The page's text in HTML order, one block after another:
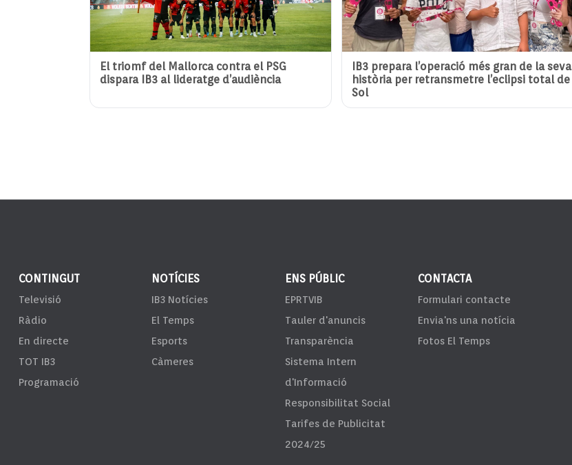
El triomf del Mallorca contra el PSG
dispara IB3 al lideratge d’audiència
IB3 prepara l’operació més gran de la seva
història per retransmetre l’eclipsi total de
Sol
CONTINGUT
Televisió
Ràdio
En directe
TOT IB3
Programació
NOTÍCIES
IB3 Notícies
El Temps
Esports
Càmeres
ENS PÚBLIC
EPRTVIB
Tauler d'anuncis
Transparència
Sistema Intern
d'Informació
Responsibilitat Social
Tarifes de Publicitat
2024/25
CONTACTA
Formulari contacte
Envia'ns una notícia
Fotos El Temps